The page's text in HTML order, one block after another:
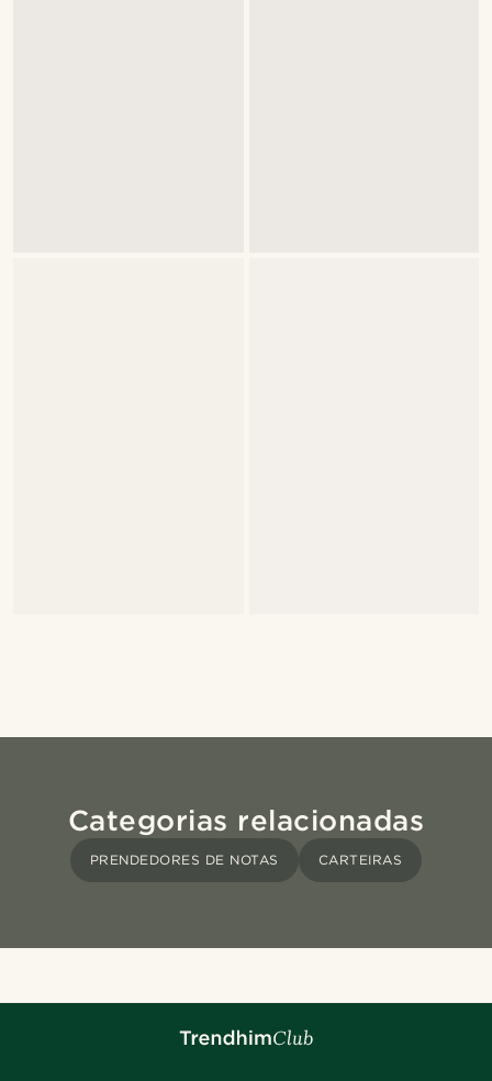
Categorias relacionadas
PRENDEDORES DE NOTAS CARTEIRAS